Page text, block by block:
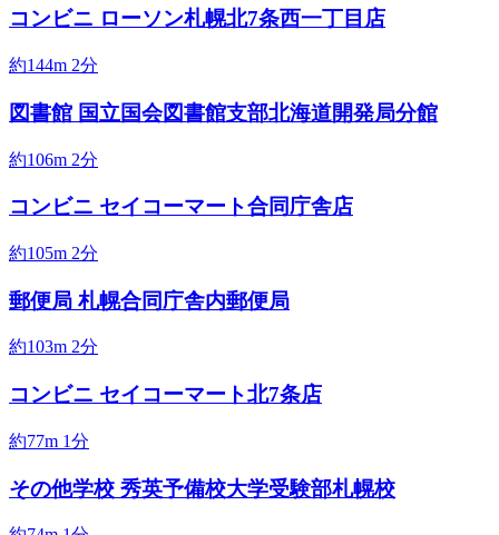
コンビニ ローソン札幌北7条西一丁目店
約144m 2分
図書館 国立国会図書館支部北海道開発局分館
約106m 2分
コンビニ セイコーマート合同庁舎店
約105m 2分
郵便局 札幌合同庁舎内郵便局
約103m 2分
コンビニ セイコーマート北7条店
約77m 1分
その他学校 秀英予備校大学受験部札幌校